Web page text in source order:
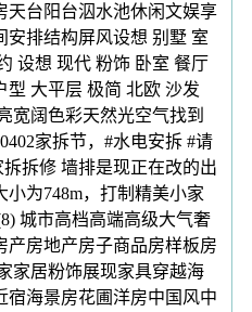
天台阳台泅水池休闲文娱享
安排结构屏风设想 别墅 室
设想 现代 粉饰 卧室 餐厅
型 大平层 极简 北欧 沙发
宽阔色彩天然光空气找到
家拆节，#水电安拆 #请
拆修 墙排是现正在改的出
为748m，打制精美小家
城市高档高端高级大气奢
产房地产房子商品房样板房
家居粉饰展现家具穿越海
宿海景房花圃洋房中国风中